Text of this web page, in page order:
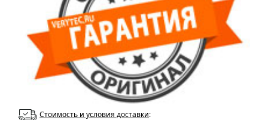
Стоимость и условия доставки: